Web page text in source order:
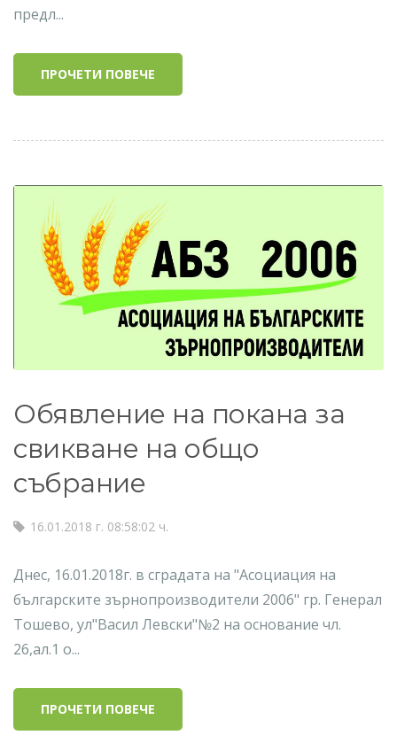
предл...
ПРОЧЕТИ ПОВЕЧЕ
Обявление на покана за
свикване на общо
събрание
16.01.2018 г. 08:58:02 ч.
Днес, 16.01.2018г. в сградата на "Асоциация на
българските зърнопроизводители 2006" гр. Генерал
Тошевo, ул"Васил Левски"№2 на основание чл.
26,ал.1 о...
ПРОЧЕТИ ПОВЕЧЕ